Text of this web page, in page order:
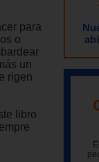
para
o
un
rigen
libro